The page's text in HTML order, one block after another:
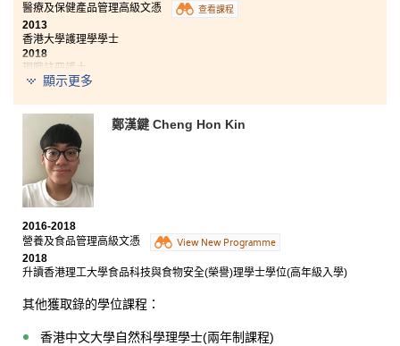
醫療及保健產品管理高級文憑
查看課程
2013
香港大學護理學學士
2018
現職註冊護士
三年的校園生活，令我更加明白『學習就是堅毅』的真
締。坦白說，成功被大學取錄入讀護理學課程，並不單
單只靠著自己的努力，亦有賴書院講師們的用心教導。
每當我對課程內容有疑問的時候，他們都會耐性地一一
解答，助我為進入大學之路作好準備。
顯示更多
鄭漢鍵 Cheng Hon Kin
2016-2018
營養及食品管理高級文憑
View New Programme
2018
升讀香港理工大學食品科技與食物安全(榮譽)理學士學位(高年級入學)
其他獲取錄的學位課程：
香港中文大學自然科學理學士(兩年制課程)